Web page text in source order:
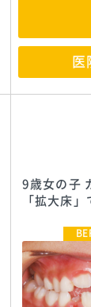
医
9歳女の子
「拡大床
エスペレ歯科